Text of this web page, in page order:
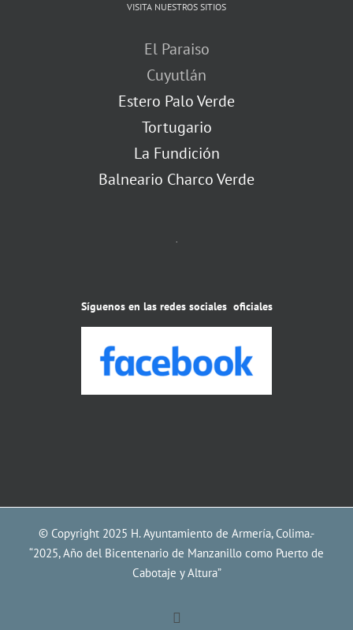
VISITA NUESTROS SITIOS
El Paraiso
Cuyutlán
Estero Palo Verde
Tortugario
La Fundición
Balneario Charco Verde
.
Síguenos en las redes sociales oficiales
© Copyright 2025 H. Ayuntamiento de Armería, Colima.-
“2025, Año del Bicentenario de Manzanillo como Puerto de
Cabotaje y Altura”